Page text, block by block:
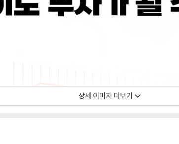
상세 이미지 더보기